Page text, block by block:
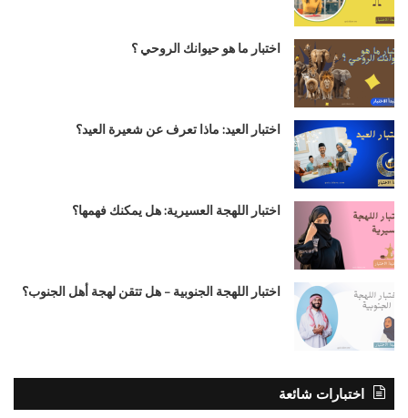
اختبار ما هو حيوانك الروحي ؟
اختبار العيد: ماذا تعرف عن شعيرة العيد؟
اختبار اللهجة العسيرية: هل يمكنك فهمها؟
اختبار اللهجة الجنوبية – هل تتقن لهجة أهل الجنوب؟
اختبارات شائعة